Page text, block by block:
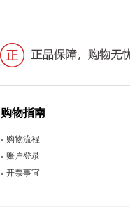
购物指南
购物流程
账户登录
开票事宜